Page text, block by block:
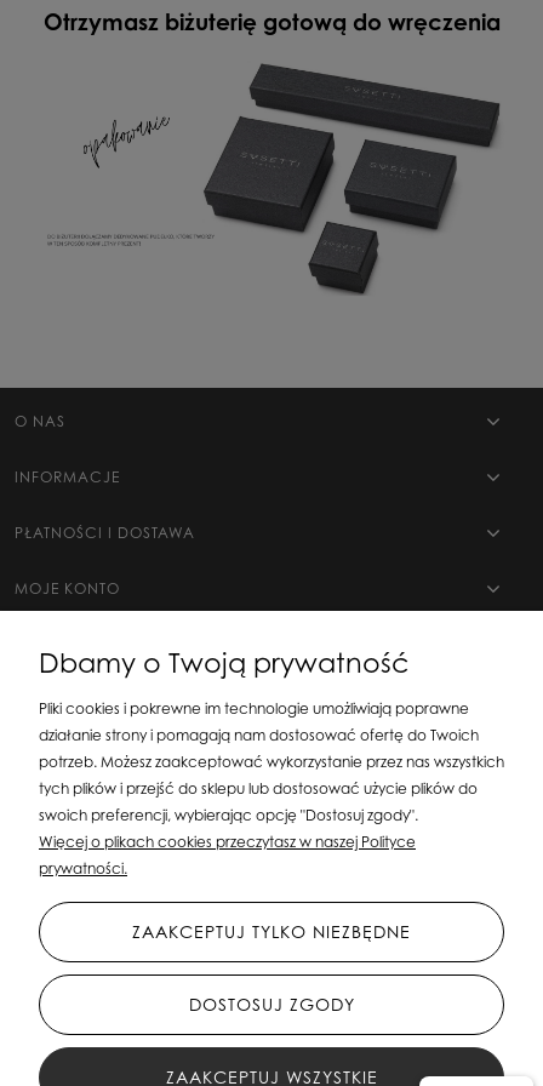
Otrzymasz biżuterię gotową do wręczenia
O NAS
INFORMACJE
PŁATNOŚCI I DOSTAWA
MOJE KONTO
Silit Group Maciej Suska
| ul. Astronomów 16, 80-299 Gdańsk, woj. pomorskie
sklepsusetti@gmail.com
Tel.: 508-107-233 | NIP: 5841956567 REGON:
Dbamy o Twoją prywatność
Pliki cookies i pokrewne im technologie umożliwiają poprawne
działanie strony i pomagają nam dostosować ofertę do Twoich
potrzeb. Możesz zaakceptować wykorzystanie przez nas wszystkich
tych plików i przejść do sklepu lub dostosować użycie plików do
swoich preferencji, wybierając opcję "Dostosuj zgody".
Więcej o plikach cookies przeczytasz w naszej Polityce
prywatności.
ZAAKCEPTUJ TYLKO NIEZBĘDNE
DOSTOSUJ ZGODY
ZAAKCEPTUJ WSZYSTKIE